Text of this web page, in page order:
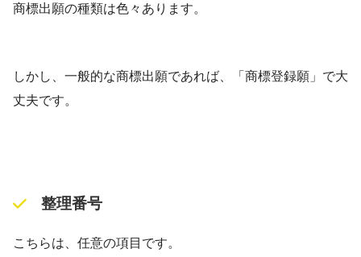
商標出願の種類は色々あります。
しかし、一般的な商標出願であれば、「商標登録願」で大
丈夫です。
整理番号
こちらは、任意の項目です。